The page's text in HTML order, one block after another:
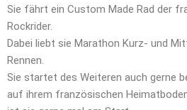
Sie fährt ein Custom Made Rad der
Rockrider.
Dabei liebt sie Marathon Kurz- und
Rennen.
Sie startet des Weiteren auch gerne
auf ihrem französischen